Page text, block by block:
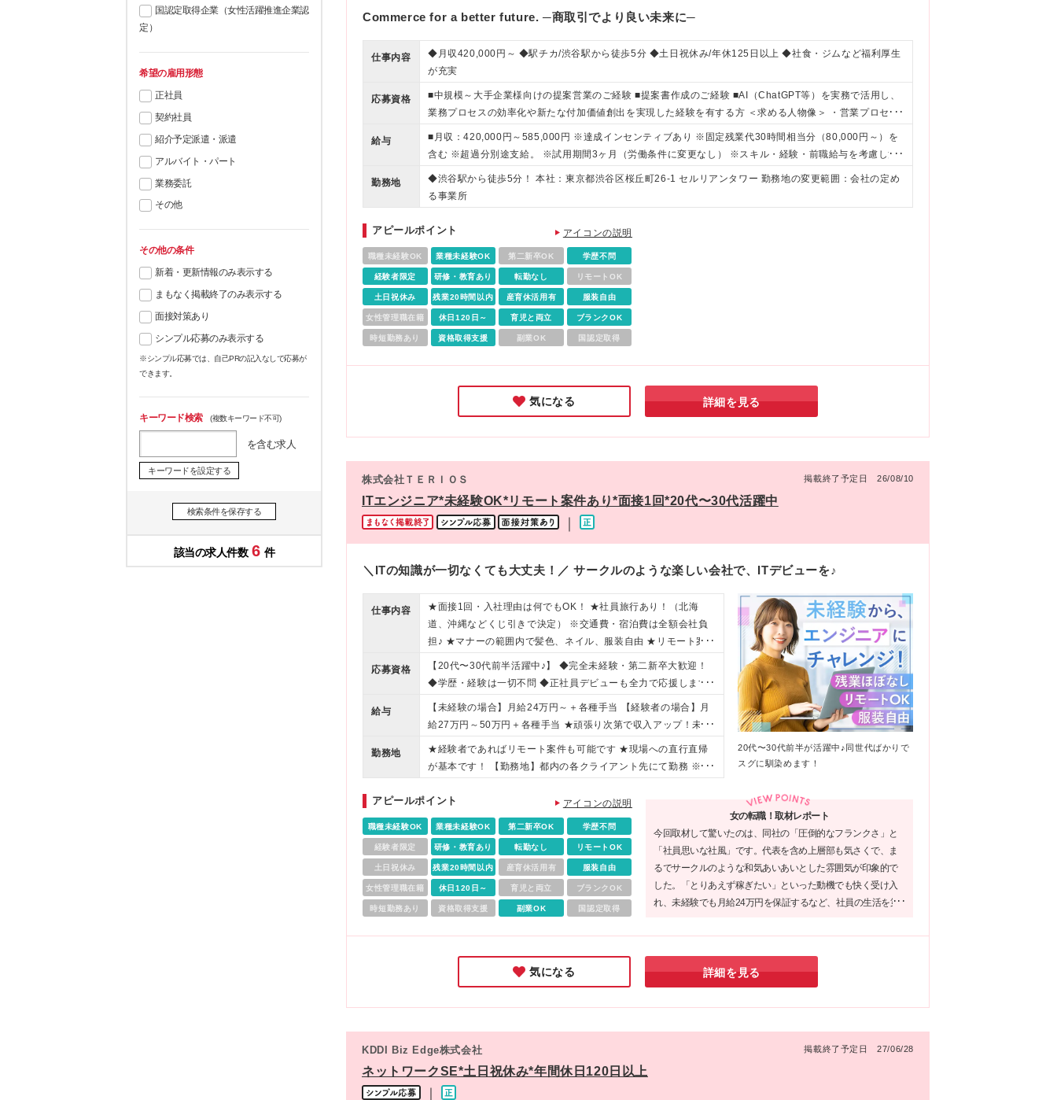
国認定取得企業（女性活躍推進企業認
定）
希望の雇用形態
正社員
契約社員
紹介予定派遣・派遣
アルバイト・パート
業務委託
その他
その他の条件
新着・更新情報のみ表示する
まもなく掲載終了のみ表示する
面接対策あり
シンプル応募のみ表示する
※シンプル応募では、自己PRの記入なしで応募が
できます。
キーワード検索(複数キーワード不可)
を含む求人
キーワードを設定する
検索条件を保存する
6
Commerce for a better future. ─商取引でより良い未来に─
仕事内容
◆月収420,000円～ ◆駅チカ/渋谷駅から徒歩5分 ◆土日祝休み/年休125日以上 ◆社食・ジムなど福利厚生
が充実
応募資格
■中規模～大手企業様向けの提案営業のご経験 ■提案書作成のご経験 ■AI（ChatGPT等）を実務で活用し、
業務プロセスの効率化や新たな付加価値創出を実現した経験を有する方 ＜求める人物像＞ ・営業プロセス
を主体的に遂行できる方 ・自社サービスに興味を持ち、お客様の未来のEC事業にどのように貢献できるの
かを考え、提案できる方 ・粘り強く自分の目標に対し走ることができる方 ・データ、AIを活用して課題解
決と成果創出ができる方 ・AIに対する高い学習意欲とキャッチアップ力を有し、業務応用が可能な素養を
持つ方
給与
■月収：420,000円～585,000円 ※達成インセンティブあり ※固定残業代30時間相当分（80,000円～）を
含む ※超過分別途支給。 ※試用期間3ヶ月（労働条件に変更なし） ※スキル・経験・前職給与を考慮し決
定いたします
勤務地
◆渋谷駅から徒歩5分！ 本社：東京都渋谷区桜丘町26-1 セルリアンタワー 勤務地の変更範囲：会社の定め
る事業所
アピールポイント アイコンの説明
職種未経験OK 業種未経験OK 第二新卒OK 学歴不問
経験者限定 研修・教育あり 転勤なし リモートOK
土日祝休み 残業20時間以内 産育休活用有 服装自由
女性管理職在籍 休日120日～ 育児と両立 ブランクOK
時短勤務あり 資格取得支援 副業OK 国認定取得
気になる 詳細を見る
株式会社ＴＥＲＩＯＳ 掲載終了予定日 26/08/10
ITエンジニア*未経験OK*リモート案件あり*面接1回*20代〜30代活躍中
＼ITの知識が一切なくても大丈夫！／ サークルのような楽しい会社で、ITデビューを♪
仕事内容
★面接1回・入社理由は何でもOK！ ★社員旅行あり！（北海
道、沖縄などくじ引きで決定） ※交通費・宿泊費は全額会社負
担♪ ★マナーの範囲内で髪色、ネイル、服装自由 ★リモート案
件あり
応募資格
【20代〜30代前半活躍中♪】 ◆完全未経験・第二新卒大歓迎！
◆学歴・経験は一切不問 ◆正社員デビューも全力で応援します♪
＼こんな方にピッタリです！／ ★サークルみたいな楽しい雰囲
気の会社で働きたい方 ★正社員として安定した収入源をゲット
したい方 ★オンオフのメリハリをつけて働きたい方
給与
【未経験の場合】月給24万円～＋各種手当 【経験者の場合】月
給27万円～50万円＋各種手当 ★頑張り次第で収入アップ！未経
験からでも安定して稼げる環境です♪ ※経験・スキルをしっかり
考慮の上、決定いたします。 ※残業代は全額支給いたします。
※試用期間は設けておりません。
勤務地
★経験者であればリモート案件も可能です ★現場への直行直帰
が基本です！ 【勤務地】都内の各クライアント先にて勤務 ※勤
します。 希望があれば「北海道から沖縄まで」全国のクライ
アント先への配属も可能です。 お気軽にご相談ください！ ※
本社：東京都新宿区新宿4-4-18 新宿MMビル2階 ※変更の範囲：
上記を除く当社関連勤務地
20代〜30代前半が活躍中♪同世代ばかりで
スグに馴染めます！
アピールポイント アイコンの説明
職種未経験OK 業種未経験OK 第二新卒OK 学歴不問
経験者限定 研修・教育あり 転勤なし リモートOK
土日祝休み 残業20時間以内 産育休活用有 服装自由
女性管理職在籍 休日120日～ 育児と両立 ブランクOK
時短勤務あり 資格取得支援 副業OK 国認定取得
女の転職！取材レポート
今回取材して驚いたのは、同社の「圧倒的なフランクさ」と
「社員思いな社風」です。代表を含め上層部も気さくで、ま
るでサークルのような和気あいあいとした雰囲気が印象的で
した。「とりあえず稼ぎたい」といった動機でも快く受け入
れ、未経験でも月給24万円を保証するなど、社員の生活を第
もピッタリの企業だと思います♪
気になる 詳細を見る
KDDI Biz Edge株式会社 掲載終了予定日 27/06/28
ネットワークSE*土日祝休み*年間休日120日以上